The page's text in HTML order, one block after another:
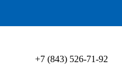
Вход Регистрация
+7 (843) 526-71-92